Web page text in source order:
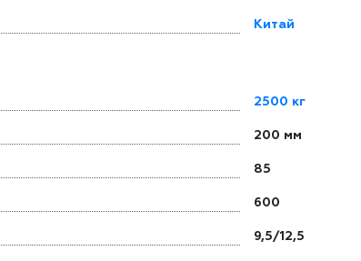
Китай
2500 кг
200 мм
85
600
9,5/12,5